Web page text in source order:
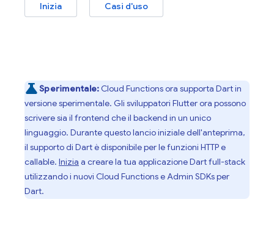
Inizia Casi d'uso
Sperimentale: Cloud Functionsora supporta Dart in
versione sperimentale. Gli sviluppatori Flutter ora possono
scrivere sia il frontend che il backend in un unico
linguaggio. Durante questo lancio iniziale dell'anteprima,
il supporto di Dart è disponibile per le funzioni HTTP e
callable. Inizia a creare la tua applicazione Dart full-stack
utilizzando i nuovi Cloud Functionse Admin SDKs per
Dart.